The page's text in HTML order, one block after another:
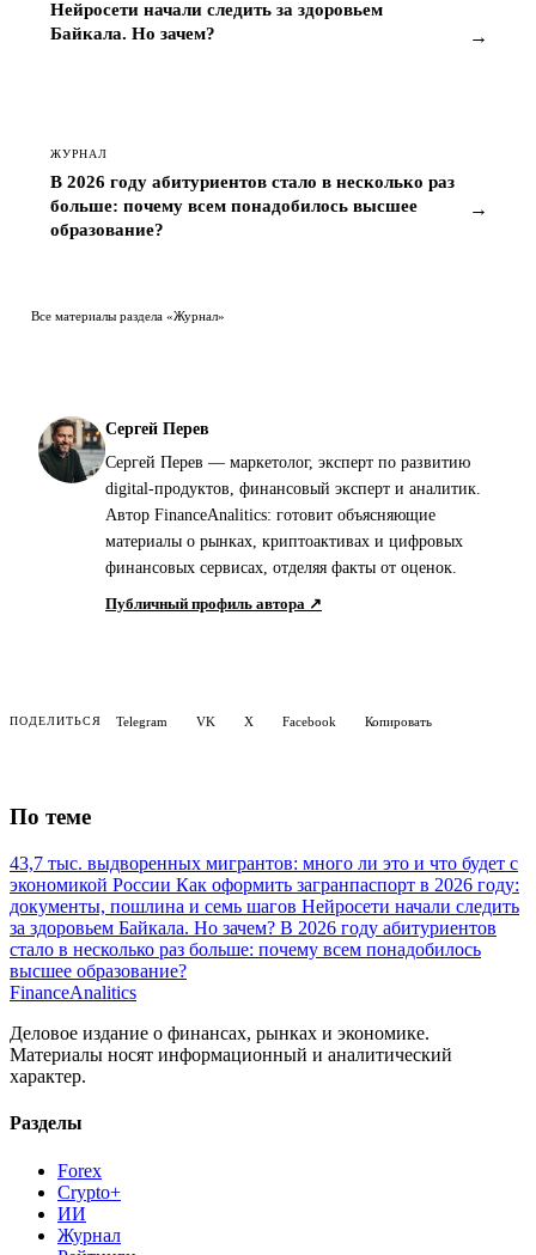
Нейросети начали следить за здоровьем
Байкала. Но зачем?
→
ЖУРНАЛ
В 2026 году абитуриентов стало в несколько раз
больше: почему всем понадобилось высшее
образование?
→
Все материалы раздела «Журнал»
Сергей Перев
Сергей Перев — маркетолог, эксперт по развитию
digital-продуктов, финансовый эксперт и аналитик.
Автор FinanceAnalitics: готовит объясняющие
материалы о рынках, криптоактивах и цифровых
финансовых сервисах, отделяя факты от оценок.
Публичный профиль автора ↗
ПОДЕЛИТЬСЯ Telegram VK X Facebook Копировать
По теме
43,7 тыс. выдворенных мигрантов: много ли это и что будет с
экономикой России Как оформить загранпаспорт в 2026 году:
документы, пошлина и семь шагов Нейросети начали следить
за здоровьем Байкала. Но зачем? В 2026 году абитуриентов
стало в несколько раз больше: почему всем понадобилось
высшее образование?
FinanceAnalitics
Деловое издание о финансах, рынках и экономике.
Материалы носят информационный и аналитический
характер.
Разделы
Forex
Crypto+
ИИ
Журнал